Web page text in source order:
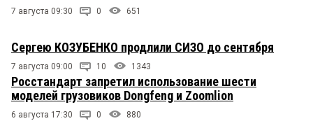
7 августа 09:30 0 651
Сергею КОЗУБЕНКО продлили СИЗО до сентября
7 августа 09:00 10 1343
Росстандарт запретил использование шести
моделей грузовиков Dongfeng и Zoomlion
6 августа 17:30 0 880